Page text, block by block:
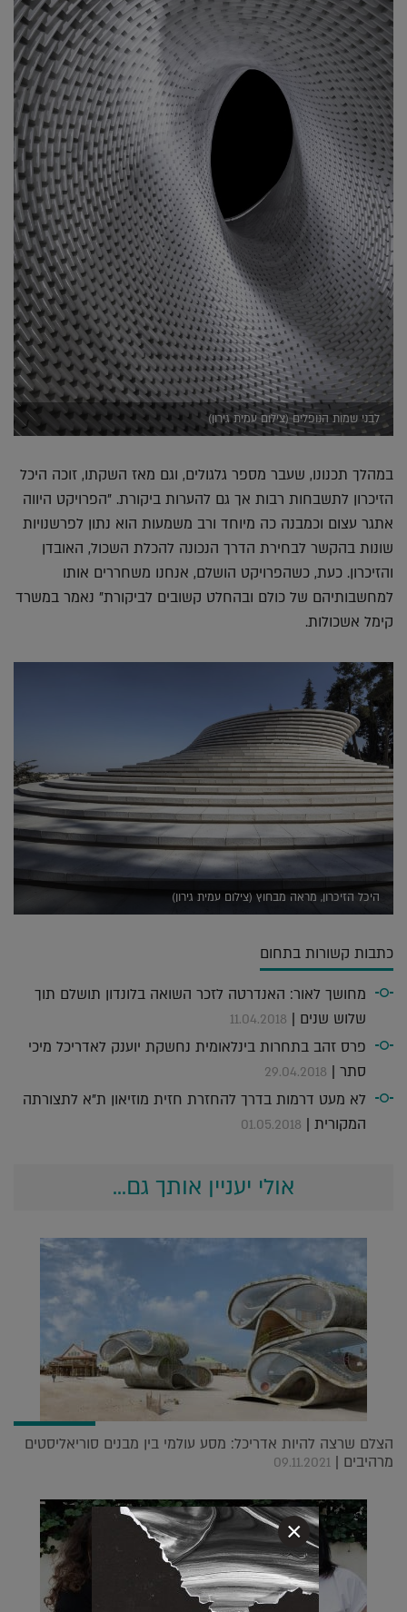
לבני שמות הנופלים (צילום עמית גירון)
במהלך תכנונו, שעבר מספר גלגולים, וגם מאז השקתו, זוכה היכל
הזיכרון לתשבחות רבות אך גם להערות ביקורת. "הפרויקט היווה
אתגר עצום וכמבנה כה מיוחד ורב משמעות הוא נתון לפרשנויות
שונות בהקשר לבחירת הדרך הנכונה להכלת השכול, האובדן
והזיכרון. כעת, כשהפרויקט הושלם, אנחנו משחררים אותו
למחשבותיהם של כולם ובהחלט קשובים לביקורת" נאמר במשרד
קימל אשכולות.
היכל הזיכרון, מראה מבחוץ (צילום עמית גירון)
כתבות קשורות בתחום
מחושך לאור: האנדרטה לזכר השואה בלונדון תושלם תוך
שלוש שנים | 11.04.2018
פרס זהב בתחרות בינלאומית נחשקת יוענק לאדריכל מיכי
סתר | 29.04.2018
לא מעט דרמות בדרך להחזרת חזית מוזיאון ת"א לתצורתה
המקורית | 01.05.2018
אולי יעניין אותך גם...
הצלם שרצה להיות אדריכל: מסע עולמי בין מבנים סוריאליסטים
מרהיבים | 09.11.2021
×